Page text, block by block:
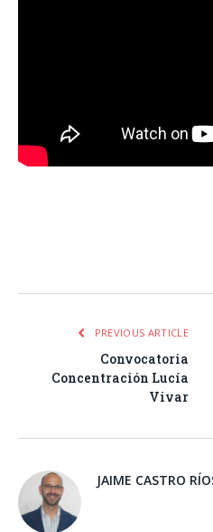
PREVIOUS ARTICLE
Convocatoria
Concentración Lucía
Vivar
JAIME CASTRO